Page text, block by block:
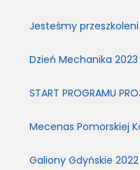
Jesteśmy
Dzień Mechanika 2023
START PROGRAMU
Mecenas Pomorskiej
Galiony Gdyńskie 2022